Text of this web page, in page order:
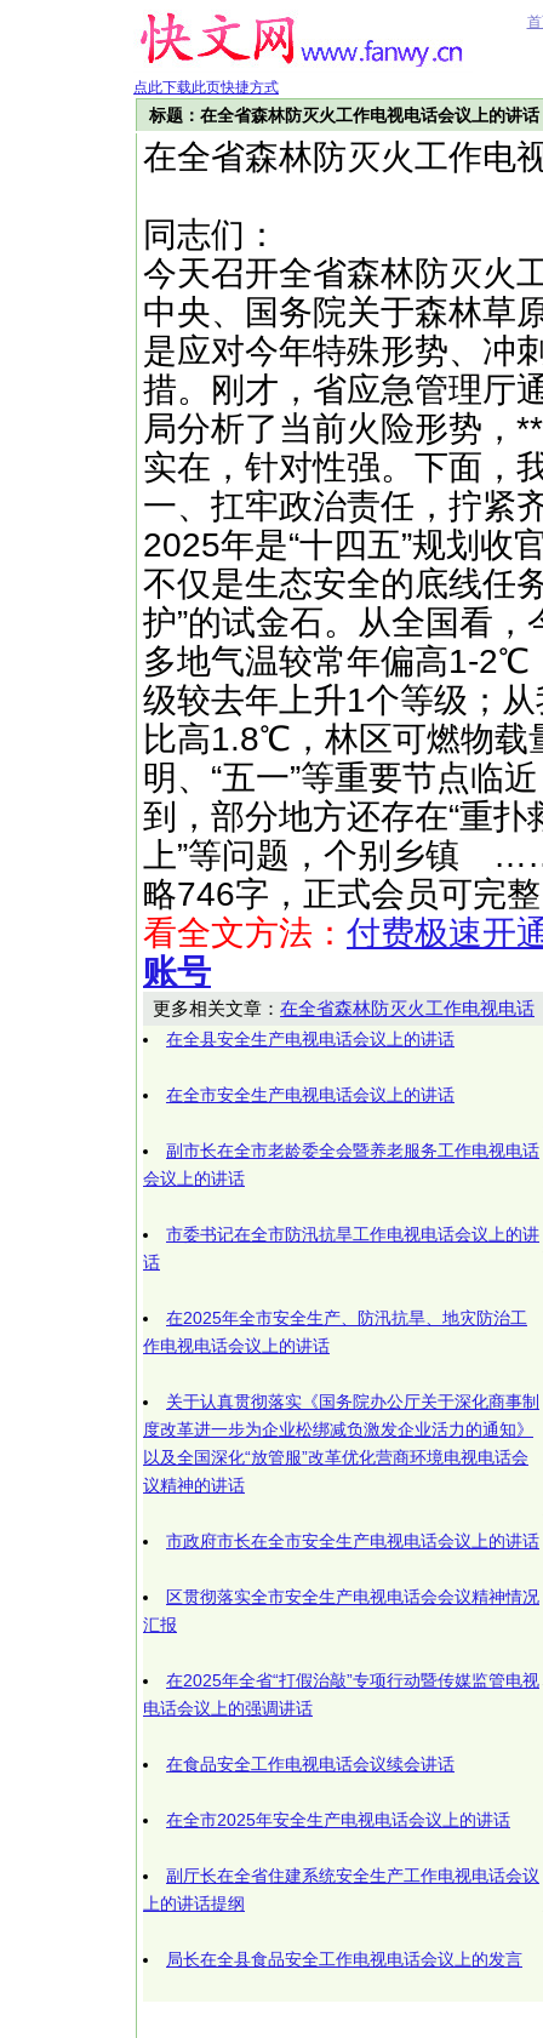
点此下载此页快捷方式
标题：在全省森林防灭火工作电视电话会议上的讲话
在全省森林防灭火工作电
同志们：
今天召开全省森林防灭火
中央、国务院关于森林草
是应对今年特殊形势、冲
措。刚才，省应急管理厅
局分析了当前火险形势，
实在，针对性强。下面，
一、扛牢政治责任，拧紧
2025年是“十四五”规划收
不仅是生态安全的底线任
护”的试金石。从全国看
多地气温较常年偏高1-2℃
级较去年上升1个等级；
比高1.8℃，林区可燃物载
明、“五一”等重要节点临
到，部分地方还存在“重扑
上”等问题，个别乡镇
略746字，正式会员可完
看全文方法： 付费极速开
账号
更多相关文章： 在全省森林防灭火工作电视电话
在全县安全生产电视电话会议上的讲话
在全市安全生产电视电话会议上的讲话
副市长在全市老龄委全会暨养老服务工作电视电话
会议上的讲话
市委书记在全市防汛抗旱工作电视电话会议上的讲
话
在2025年全市安全生产、防汛抗旱、地灾防治工
作电视电话会议上的讲话
关于认真贯彻落实《国务院办公厅关于深化商事制
度改革进一步为企业松绑减负激发企业活力的通知》
以及全国深化“放管服”改革优化营商环境电视电话会
议精神的讲话
市政府市长在全市安全生产电视电话会议上的讲话
区贯彻落实全市安全生产电视电话会会议精神情况
汇报
在2025年全省“打假治敲”专项行动暨传媒监管电视
电话会议上的强调讲话
在食品安全工作电视电话会议续会讲话
在全市2025年安全生产电视电话会议上的讲话
副厅长在全省住建系统安全生产工作电视电话会议
上的讲话提纲
局长在全县食品安全工作电视电话会议上的发言